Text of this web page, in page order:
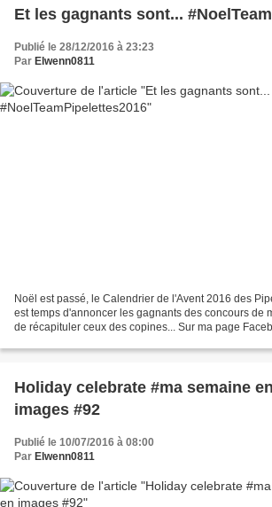
Et les gagnants sont...
Publié le 28/12/2016 à 23:23
Par Elwenn0811
Noël est passé, le Calendrier de l'Avent 2016 des
est temps d'annoncer les gagnants des concours de
de récapituler ceux des copines... Sur ma page
Holiday celebrate #ma semaine
images #92
Publié le 10/07/2016 à 08:00
Par Elwenn0811